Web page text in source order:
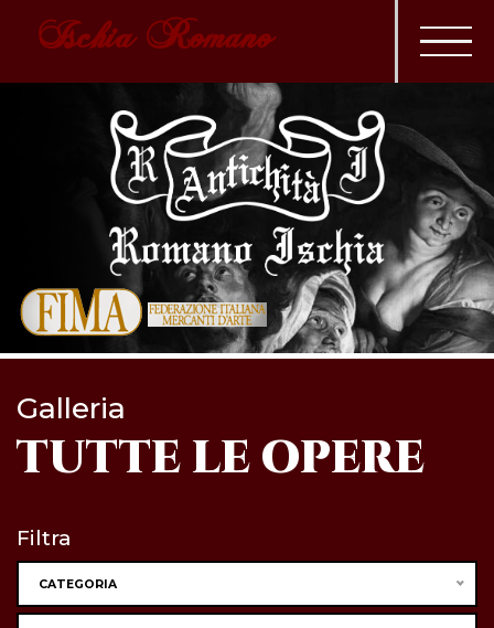
Ischia Romano
Galleria
TUTTE LE OPERE
Filtra
CATEGORIA